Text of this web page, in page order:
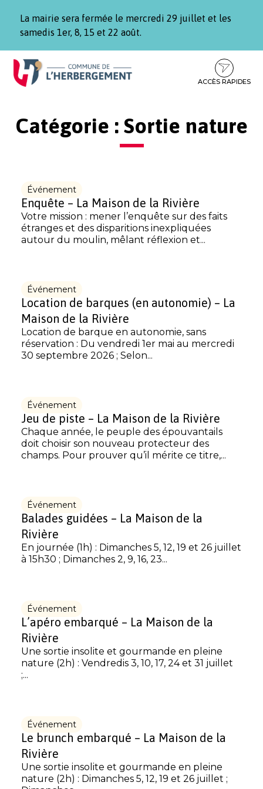
La mairie sera fermée le mercredi 29 juillet et les
samedis 1er, 8, 15 et 22 août.
Aller
Aller
contenu
Aller
pied
ACCÈS RAPIDES
Catégorie : Sortie nature
Événement
Enquête – La Maison de la Rivière
Votre mission : mener l’enquête sur des faits
étranges et des disparitions inexpliquées
autour du moulin, mêlant réflexion et...
Événement
Location de barques (en autonomie) – La
Maison de la Rivière
Location de barque en autonomie, sans
réservation : Du vendredi 1er mai au mercredi
30 septembre 2026 ; Selon...
Événement
Jeu de piste – La Maison de la Rivière
Chaque année, le peuple des épouvantails
doit choisir son nouveau protecteur des
champs. Pour prouver qu’il mérite ce titre,...
Événement
Balades guidées – La Maison de la
Rivière
En journée (1h) : Dimanches 5, 12, 19 et 26 juillet
à 15h30 ; Dimanches 2, 9, 16, 23...
Événement
L’apéro embarqué – La Maison de la
Rivière
Une sortie insolite et gourmande en pleine
nature (2h) : Vendredis 3, 10, 17, 24 et 31 juillet
;...
Événement
Le brunch embarqué – La Maison de la
Rivière
Une sortie insolite et gourmande en pleine
nature (2h) : Dimanches 5, 12, 19 et 26 juillet ;